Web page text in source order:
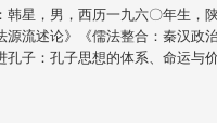
韩星，男，西历一九六〇年生，
源流述论》《儒法整合：秦汉
孔子：孔子思想的体系、命运与